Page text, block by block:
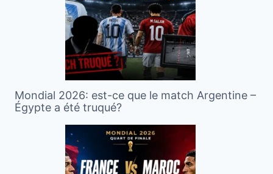
Mondial 2026: est-ce que le match Argentine –
Égypte a été truqué?